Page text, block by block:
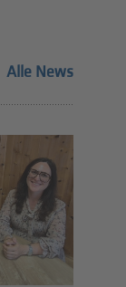
Alle News